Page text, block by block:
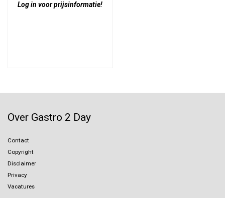
Log in voor prijsinformatie!
Over Gastro 2 Day
Contact
Copyright
Disclaimer
Privacy
Vacatures